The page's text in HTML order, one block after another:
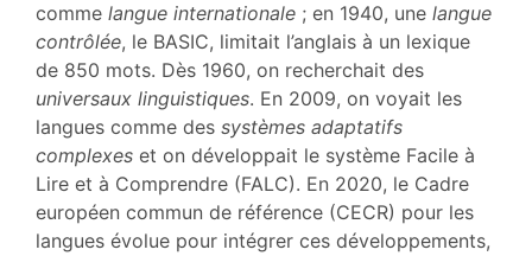
comme langue internationale ; en 1940, une langue
contrôlée, le BASIC, limitait l’anglais à un lexique
de 850 mots. Dès 1960, on recherchait des
universaux linguistiques. En 2009, on voyait les
langues comme des systèmes adaptatifs
complexes et on développait le système Facile à
Lire et à Comprendre (FALC). En 2020, le Cadre
européen commun de référence (CECR) pour les
langues évolue pour intégrer ces développements,